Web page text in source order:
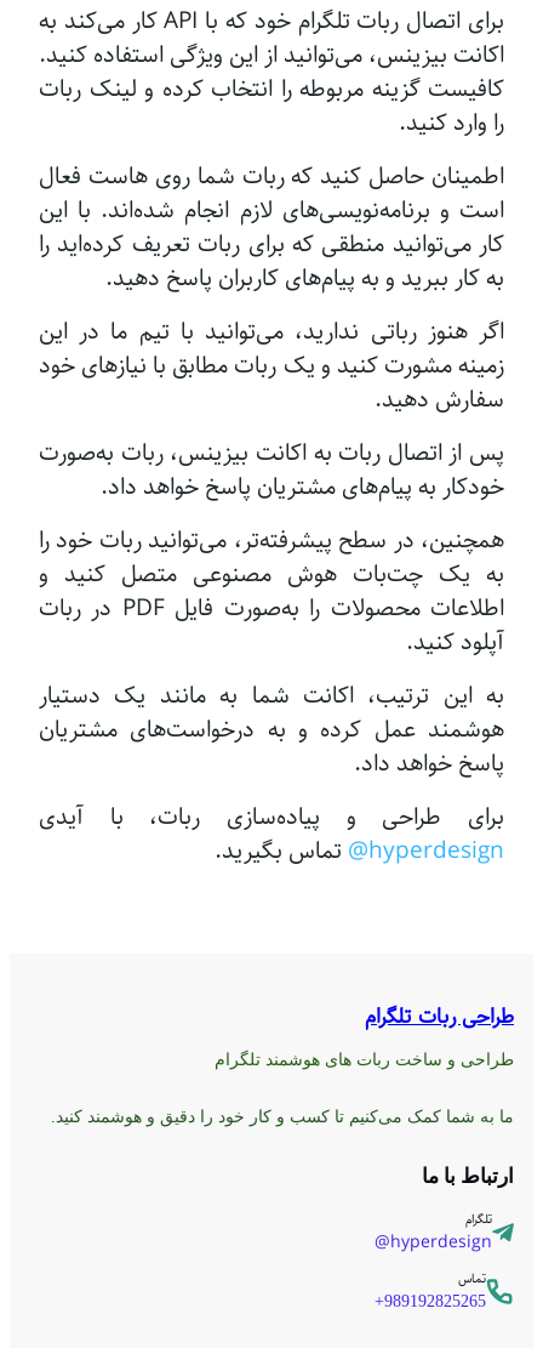
برای اتصال ربات تلگرام خود که با API کار می‌کند به
اکانت بیزینس، می‌توانید از این ویژگی استفاده کنید.
کافیست گزینه مربوطه را انتخاب کرده و لینک ربات
را وارد کنید.
اطمینان حاصل کنید که ربات شما روی هاست فعال
است و برنامه‌نویسی‌های لازم انجام شده‌اند. با این
کار می‌توانید منطقی که برای ربات تعریف کرده‌اید را
به کار ببرید و به پیام‌های کاربران پاسخ دهید.
اگر هنوز رباتی ندارید، می‌توانید با تیم ما در این
زمینه مشورت کنید و یک ربات مطابق با نیازهای خود
سفارش دهید.
پس از اتصال ربات به اکانت بیزینس، ربات به‌صورت
خودکار به پیام‌های مشتریان پاسخ خواهد داد.
همچنین، در سطح پیشرفته‌تر، می‌توانید ربات خود را
به یک چت‌بات هوش مصنوعی متصل کنید و
اطلاعات محصولات را به‌صورت فایل PDF در ربات
آپلود کنید.
به این ترتیب، اکانت شما به مانند یک دستیار
هوشمند عمل کرده و به درخواست‌های مشتریان
پاسخ خواهد داد.
برای طراحی و پیاده‌سازی ربات، با آیدی
hyperdesign@
تماس بگیرید.
طراحی ربات تلگرام
طراحی و ساخت ربات های هوشمند تلگرام
ما به شما کمک می‌کنیم تا کسب و کار خود را دقیق و هوشمند کنید.
ارتباط با ما
تلگرام
hyperdesign@
تماس
989192825265+